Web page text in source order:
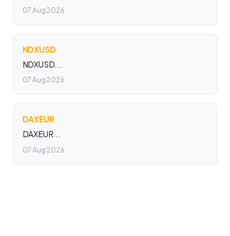
07 Aug 2026
NDXUSD
NDXUSD...
07 Aug 2026
DAXEUR
DAXEUR...
07 Aug 2026